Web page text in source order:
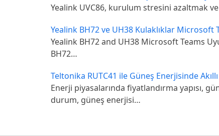
Yealink UVC86, kurulum stresini azaltmak
Yealink BH72 ve UH38 Kulaklıklar Microsoft
Yealink BH72 and UH38 Microsoft Teams
BH72…
Teltonika RUTC41 ile Güneş Enerjisinde
Enerji piyasalarında fiyatlandırma yapısı,
durum, güneş enerjisi…